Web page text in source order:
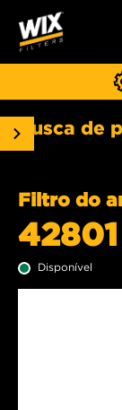
Busca de
Filtro do
42801
Disponível